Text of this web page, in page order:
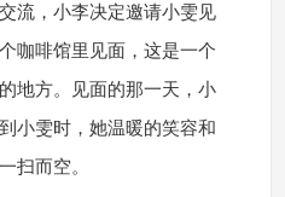
流，小李决定邀请小雯见
咖啡馆里见面，这是一个
地方。见面的那一天，小
小雯时，她温暖的笑容和
扫而空。